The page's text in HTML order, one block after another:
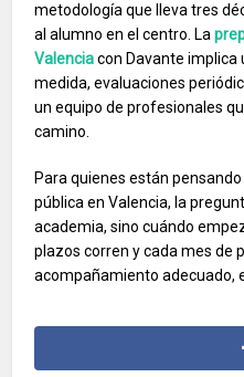
metodología que lleva tres
al alumno en el centro. La
Valenciacon Davante implica
medida, evaluaciones
un equipo de profesionales
camino.
Para quienes están
pública en Valencia, la
academia, sino cuándo
plazos corren y cada mes de
acompañamiento adecuado,